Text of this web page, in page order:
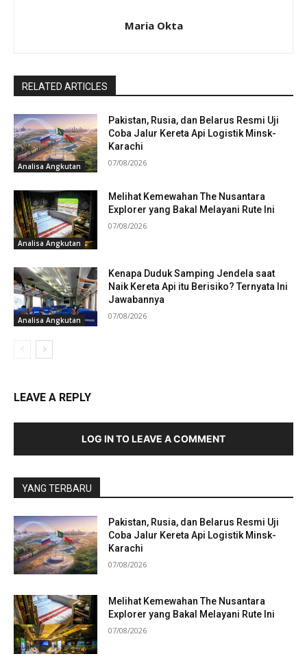
Maria Okta
RELATED ARTICLES
Analisa Angkutan
Pakistan, Rusia, dan Belarus Resmi Uji
Coba Jalur Kereta Api Logistik Minsk-
Karachi
07/08/2026
Analisa Angkutan
Melihat Kemewahan The Nusantara
Explorer yang Bakal Melayani Rute Ini
07/08/2026
Analisa Angkutan
Kenapa Duduk Samping Jendela saat
Naik Kereta Api itu Berisiko? Ternyata Ini
Jawabannya
07/08/2026
LEAVE A REPLY
LOG IN TO LEAVE A COMMENT
YANG TERBARU
Pakistan, Rusia, dan Belarus Resmi Uji
Coba Jalur Kereta Api Logistik Minsk-
Karachi
07/08/2026
Melihat Kemewahan The Nusantara
Explorer yang Bakal Melayani Rute Ini
07/08/2026